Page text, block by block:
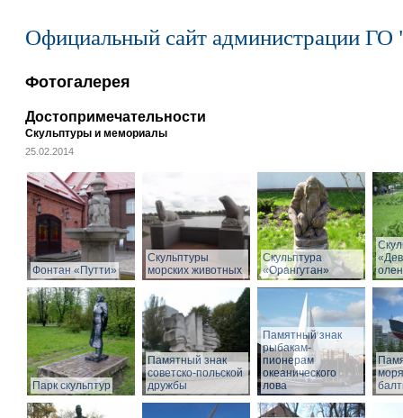
Официальный сайт администрации ГО
Фотогалерея
Достопримечательности
Скульптуры и мемориалы
25.02.2014
Фонтан «Путти»
Скульптуры
морских животных
Скульптура
«Орангутан»
Парк скульптур
Памятный знак
советско-польской
дружбы
Памятный знак
рыбакам-
пионерам
океанического
лова